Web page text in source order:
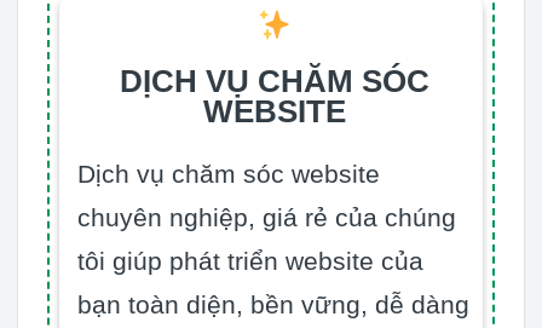
DỊCH VỤ CHĂM SÓC
WEBSITE
Dịch vụ chăm sóc website
chuyên nghiệp, giá rẻ của chúng
tôi giúp phát triển website của
bạn toàn diện, bền vững, dễ dàng